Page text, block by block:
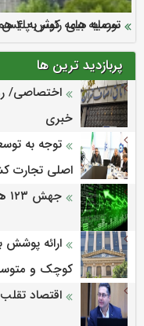
ارزش سهام عدالت بالا
سرمایه بیمه کوثر به ۴ همت می‌رسد
نود ثانیه با فولاد سنگان
تقدیر دبیرکل سندیکای
رازی
توصیه های رئیس پلیس
پیشگیری از سرقت های
پربازدید ترین ها
اختصاصی/
خبری
توجه به
اصلی تجارت
جهش ۱۲۳ هزار واحدی شاخص بورس
ارائه
کوچک و
اقتصاد